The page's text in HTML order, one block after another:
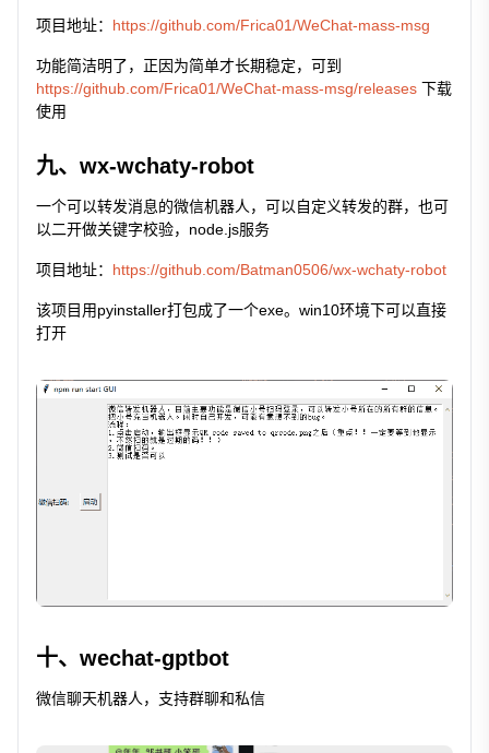
项目地址： https://github.com/Frica01/WeChat-mass-msg
功能简洁明了，正因为简单才长期稳定，可到
https://github.com/Frica01/WeChat-mass-msg/releases 下载
使用
九、wx-wchaty-robot
一个可以转发消息的微信机器人，可以自定义转发的群，也可
以二开做关键字校验，node.js服务
项目地址： https://github.com/Batman0506/wx-wchaty-robot
该项目用pyinstaller打包成了一个exe。win10环境下可以直接
打开
十、wechat-gptbot
微信聊天机器人，支持群聊和私信